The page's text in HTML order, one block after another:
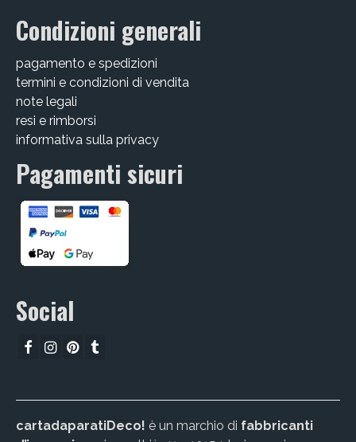
Condizioni generali
pagamento e spedizioni
termini e condizioni di vendita
note legali
resi e rimborsi
informativa sulla privacy
Pagamenti sicuri
Social
cartadaparatiDeco! è un marchio di fabbricanti